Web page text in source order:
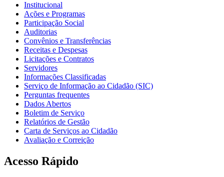
Institucional
Ações e Programas
Participação Social
Auditorias
Convênios e Transferências
Receitas e Despesas
Licitações e Contratos
Servidores
Informações Classificadas
Serviço de Informação ao Cidadão (SIC)
Perguntas frequentes
Dados Abertos
Boletim de Serviço
Relatórios de Gestão
Carta de Serviços ao Cidadão
Avaliação e Correição
Acesso Rápido